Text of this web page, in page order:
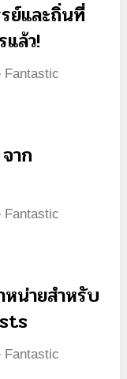
ย์และถิ่นที่
ล้ว!
Fantastic
าก
Fantastic
หน่ายสำหรับ
Fantastic